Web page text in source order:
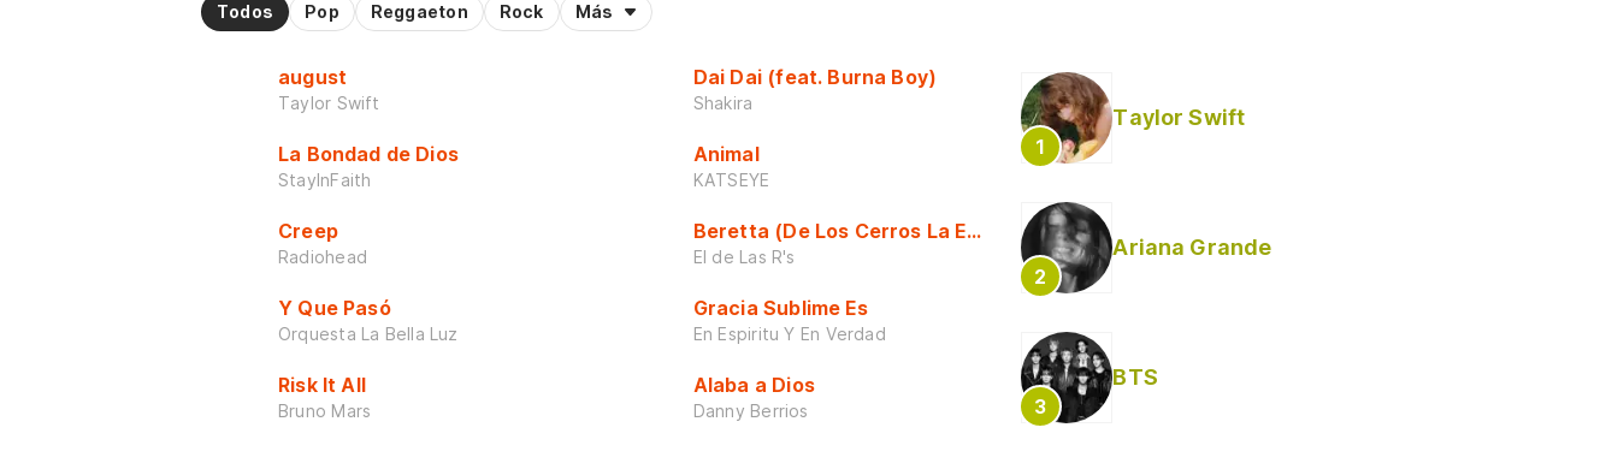
Todos
Pop Reggaeton Rock Más
august
Taylor Swift
La Bondad de Dios
StayInFaith
Creep
Radiohead
Y Que Pasó
Orquesta La Bella Luz
Risk It All
Bruno Mars
Dai Dai (feat. Burna Boy)
Shakira
Animal
KATSEYE
Beretta (De Los Cerros La Escuela)
El de Las R's
Gracia Sublime Es
En Espiritu Y En Verdad
Alaba a Dios
Danny Berrios
Taylor Swift
Ariana Grande
BTS